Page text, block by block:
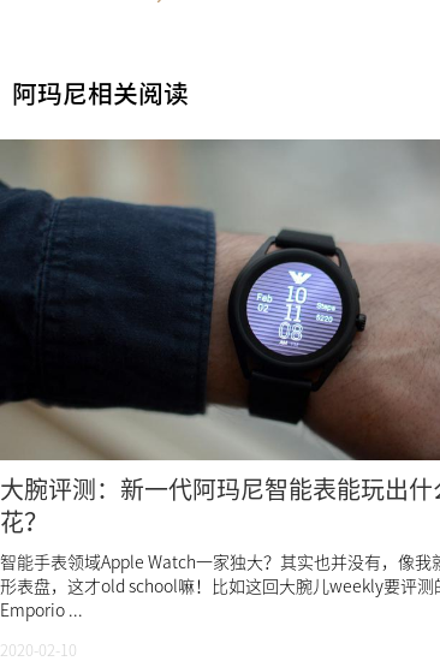
阿玛尼相关阅读
大腕评测：新一代阿玛尼智能表能玩出什
花？
智能手表领域Apple Watch一家独大？其实也并没有，像我
形表盘，这才old school嘛！比如这回大腕儿weekly要评测
Emporio ...
2020-02-10